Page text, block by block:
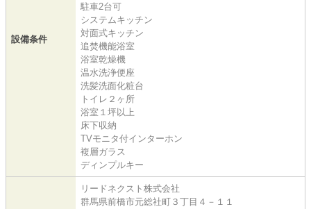
設備条件
駐車2台可
システムキッチン
対面式キッチン
追焚機能浴室
浴室乾燥機
温水洗浄便座
洗髪洗面化粧台
トイレ２ヶ所
浴室１坪以上
床下収納
TVモニタ付インターホン
複層ガラス
ディンプルキー
リードネクスト株式会社
群馬県前橋市元総社町３丁目４－１１